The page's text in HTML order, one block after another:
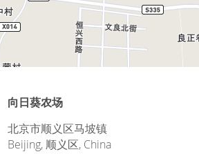
向日葵农场
北京市顺义区马坡镇
Beijing, 顺义区, China